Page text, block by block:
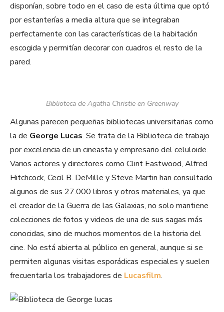
disponían, sobre todo en el caso de esta última que optó
por estanterías a media altura que se integraban
perfectamente con las características de la habitación
escogida y permitían decorar con cuadros el resto de la
pared.
Biblioteca de Agatha Christie en Greenway
Algunas parecen pequeñas bibliotecas universitarias como
la de George Lucas. Se trata de la Biblioteca de trabajo
por excelencia de un cineasta y empresario del celuloide.
Varios actores y directores como Clint Eastwood, Alfred
Hitchcock, Cecil B. DeMille y Steve Martin han consultado
algunos de sus 27.000 libros y otros materiales, ya que
el creador de la Guerra de las Galaxias, no solo mantiene
colecciones de fotos y videos de una de sus sagas más
conocidas, sino de muchos momentos de la historia del
cine. No está abierta al público en general, aunque si se
permiten algunas visitas esporádicas especiales y suelen
frecuentarla los trabajadores de Lucasfilm.